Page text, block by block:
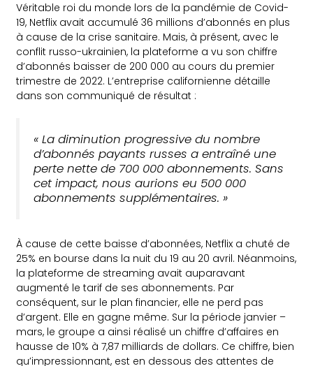
Véritable roi du monde lors de la pandémie de Covid-
19, Netflix avait accumulé 36 millions d’abonnés en plus
à cause de la crise sanitaire. Mais, à présent, avec le
conflit russo-ukrainien, la plateforme a vu son chiffre
d’abonnés baisser de 200 000 au cours du premier
trimestre de 2022. L’entreprise californienne détaille
dans son communiqué de résultat :
« La diminution progressive du nombre
d’abonnés payants russes a entraîné une
perte nette de 700 000 abonnements. Sans
cet impact, nous aurions eu 500 000
abonnements supplémentaires. »
À cause de cette baisse d’abonnées, Netflix a chuté de
25% en bourse dans la nuit du 19 au 20 avril. Néanmoins,
la plateforme de streaming avait auparavant
augmenté le tarif de ses abonnements. Par
conséquent, sur le plan financier, elle ne perd pas
d’argent. Elle en gagne même. Sur la période janvier –
mars, le groupe a ainsi réalisé un chiffre d’affaires en
hausse de 10% à 7,87 milliards de dollars. Ce chiffre, bien
qu’impressionnant, est en dessous des attentes de